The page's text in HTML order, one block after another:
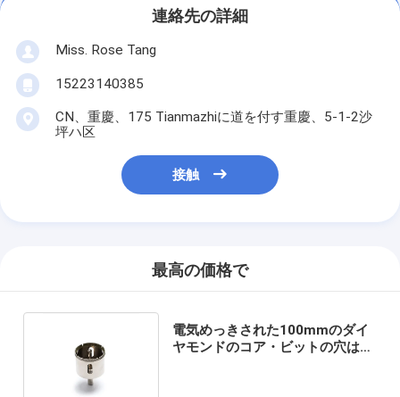
連絡先の詳細
Miss. Rose Tang
15223140385
CN、重慶、175 Tianmazhiに道を付す重慶、5-1-2沙
坪ハ区
接触
最高の価格で
電気めっきされた100mmのダイ
ヤモンドのコア・ビットの穴は耐